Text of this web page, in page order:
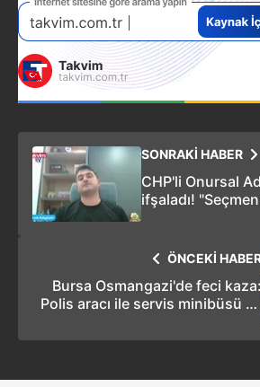
SONRAKİ HABER
CHP'li Onursal
ifşaladı!
Kaftancıoğlu'na
ÖNCEKİ
Bursa Osmangazi'de feci kaza:
Polis aracı ile servis minibüsü ve